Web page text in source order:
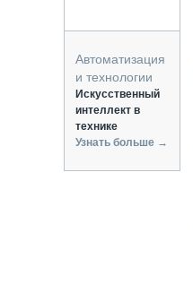
Автоматизация
и технологии
Искусственный
интеллект в
технике
Узнать больше →